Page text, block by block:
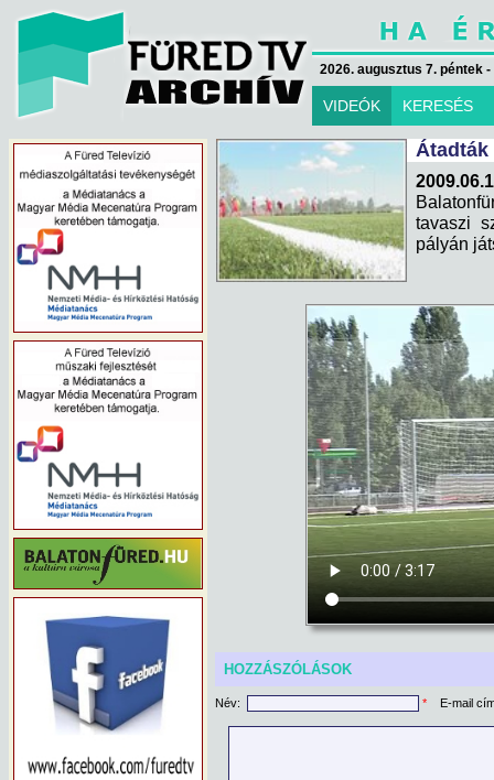
2026. augusztus 7. péntek
VIDEÓK KERESÉS
Átadták
tavaszi
pályán
HOZZÁSZÓLÁSOK
Név: * E-mail